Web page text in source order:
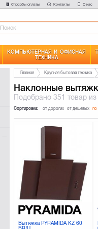
Способы оплаты Контакты О нас
КОМПЬЮТЕРНАЯ И ОФИСНАЯ
ТЕХНИКА
Главная Крупная бытовая техника
Наклонные
Подобрано351 товар
Сортировка: от дорогих от дешевых по
Вытяжка PYRAMIDA KZ 60